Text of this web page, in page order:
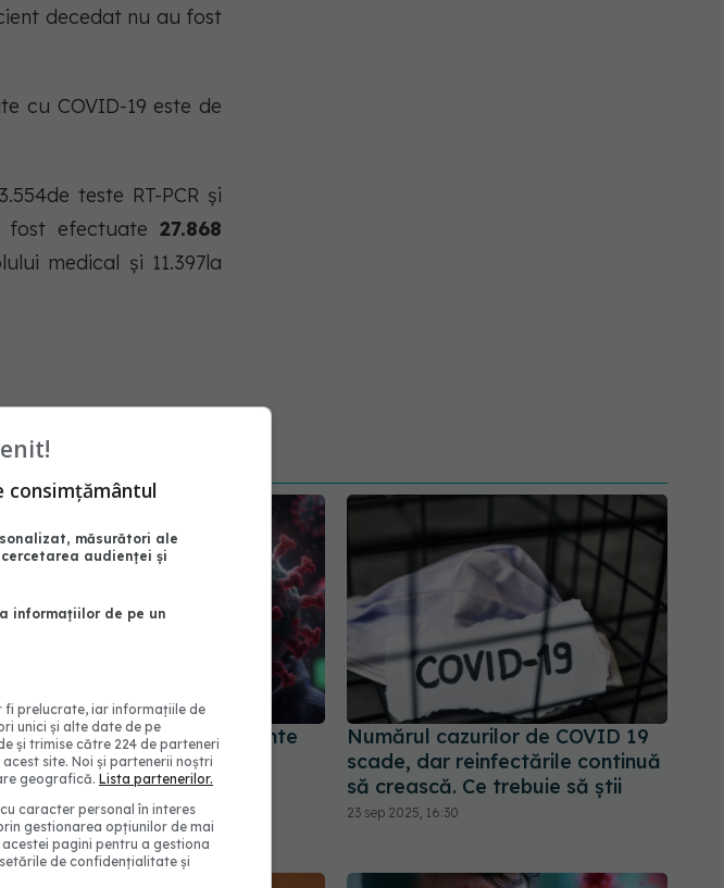
decedat nu au fost
cu COVID-19 este de
teste RT-PCR și
fost efectuate 27.868
medical și 11.397la
De ce apar mereu noi variante
COVID. Ce s-a aflat despre
boală
11 feb 2026, 15:04
Numărul cazurilor de COVID 19
scade, dar reinfectările continuă
să crească. Ce trebuie să știi
23 sep 2025, 16:30
consimțământul
măsurători ale
audienței și
informațiilor de pe un
fi prelucrate, iar informațiile de
unici și alte date de pe
și trimise către 224 de parteneri
site. Noi și partenerii noștri
geografică. Lista partenerilor.
caracter personal în interes
gestionarea opțiunilor de mai
pagini pentru a gestiona
de confidențialitate și